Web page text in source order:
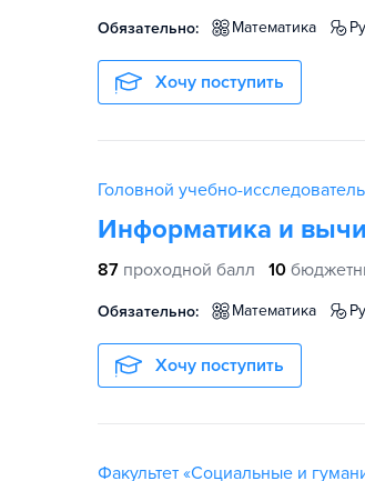
Обязательно: математика
Хочу поступить
Головной учебно-
Информатика и
87 проходной балл 10
Обязательно: математика
Хочу поступить
Факультет «Социальные и